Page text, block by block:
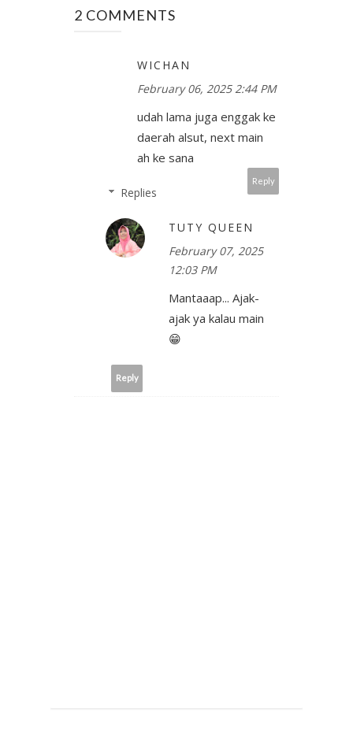
2 COMMENTS
WICHAN
February 06, 2025 2:44 PM
udah lama juga enggak ke
daerah alsut, next main
ah ke sana
Reply
Replies
TUTY QUEEN
February 07, 2025
12:03 PM
Mantaaap... Ajak-
ajak ya kalau main
😁
Reply